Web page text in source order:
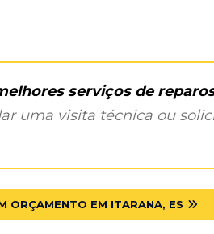
serviços de
uma visita técnica ou
ORÇAMENTO EM ITARANA, ES